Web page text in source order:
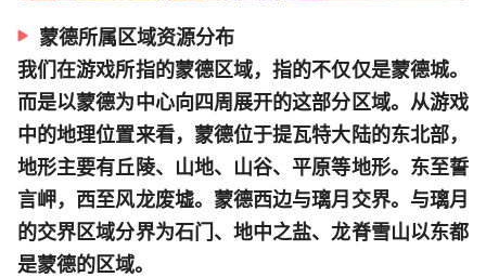
蒙德所属区域资源分布
我们在游戏所指的蒙德区域，指的不仅仅是蒙德城。
而是以蒙德为中心向四周展开的这部分区域。从游戏
中的地理位置来看，蒙德位于提瓦特大陆的东北部，
地形主要有丘陵、山地、山谷、平原等地形。东至誓
言岬，西至风龙废墟。蒙德西边与璃月交界。与璃月
的交界区域分界为石门、地中之盐、龙脊雪山以东都
是蒙德的区域。